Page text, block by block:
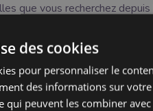
que vous recherchez
des cookies
pour personnaliser le
des informations sur
qui peuvent les combiner